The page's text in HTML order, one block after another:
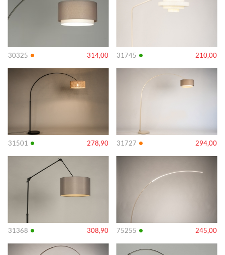
30325 • 314,00 31745 • 210,00
31501 • 278,90
Info
31727 • 294,00
Info
31368 • 308,90
Info
75255 • 245,00
Info
Info Info